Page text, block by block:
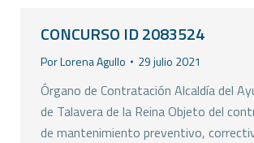
CONCURSO ID 2083524
PorLorena Agullo 29 julio 2021
Órgano de Contratación Alcaldía del
de Talavera de la Reina Objeto del
de mantenimiento preventivo,